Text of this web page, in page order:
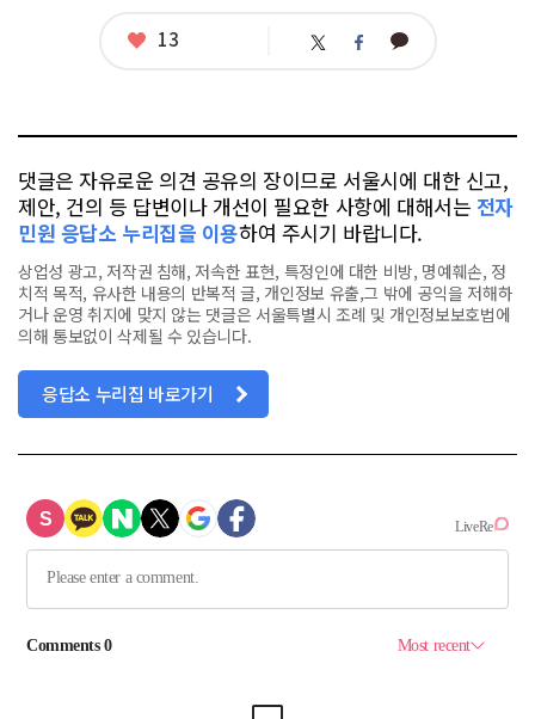
좋
13 트 페 카
댓글은 자유로운 의견 공유의 장이므로 서울시에 대한 신고,
제안, 건의 등 답변이나 개선이 필요한 사항에 대해서는 전자
민원 응답소 누리집을 이용하여 주시기 바랍니다.
상업성 광고, 저작권 침해, 저속한 표현, 특정인에 대한 비방, 명예훼손, 정
치적 목적, 유사한 내용의 반복적 글, 개인정보 유출,그 밖에 공익을 저해하
거나 운영 취지에 맞지 않는 댓글은 서울특별시 조례 및 개인정보보호법에
의해 통보없이 삭제될 수 있습니다.
응답소 누리집 바로가기